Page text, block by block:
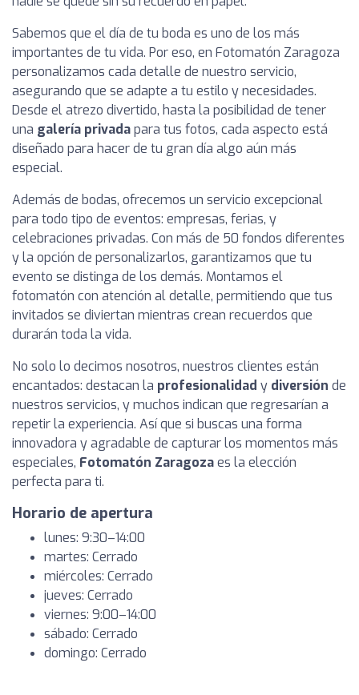
Sabemos que el día de tu boda es uno de los más
importantes de tu vida. Por eso, en Fotomatón Zaragoza
personalizamos cada detalle de nuestro servicio,
asegurando que se adapte a tu estilo y necesidades.
Desde el atrezo divertido, hasta la posibilidad de tener
una galería privadapara tus fotos, cada aspecto está
diseñado para hacer de tu gran día algo aún más
especial.
Además de bodas, ofrecemos un servicio excepcional
para todo tipo de eventos: empresas, ferias, y
celebraciones privadas. Con más de 50 fondos diferentes
y la opción de personalizarlos, garantizamos que tu
evento se distinga de los demás. Montamos el
fotomatón con atención al detalle, permitiendo que tus
invitados se diviertan mientras crean recuerdos que
durarán toda la vida.
No solo lo decimos nosotros, nuestros clientes están
encantados: destacan la profesionalidad y diversión de
nuestros servicios, y muchos indican que regresarían a
repetir la experiencia. Así que si buscas una forma
innovadora y agradable de capturar los momentos más
especiales, Fotomatón Zaragozaes la elección
perfecta para ti.
Horario de apertura
lunes: 9:30–14:00
martes: Cerrado
miércoles: Cerrado
jueves: Cerrado
viernes: 9:00–14:00
sábado: Cerrado
domingo: Cerrado